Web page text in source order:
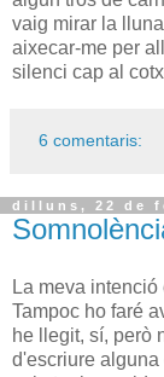
vaig mirar la
aixecar-me per
silenci cap al
6 comentaris:
dilluns, 22 de
La meva
Tampoc ho faré
he llegit, sí, però
d'escriure alguna